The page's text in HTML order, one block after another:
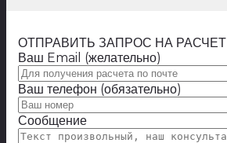
ОТПРАВИТЬ ЗАПРОС НА РАСЧЕТ
Ваш Email (желательно)
Ваш телефон (обязательно)
Сообщение